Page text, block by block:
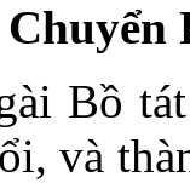
Chuyển
Bồ
và